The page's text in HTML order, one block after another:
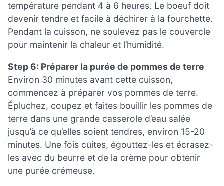
température pendant 4 à 6 heures. Le boeuf doit
devenir tendre et facile à déchirer à la fourchette.
Pendant la cuisson, ne soulevez pas le couvercle
pour maintenir la chaleur et l’humidité.
Step 6: Préparer la purée de pommes de terre
Environ 30 minutes avant cette cuisson,
commencez à préparer vos pommes de terre.
Épluchez, coupez et faites bouillir les pommes de
terre dans une grande casserole d’eau salée
jusqu’à ce qu’elles soient tendres, environ 15-20
minutes. Une fois cuites, égouttez-les et écrasez-
les avec du beurre et de la crème pour obtenir
une purée crémeuse.